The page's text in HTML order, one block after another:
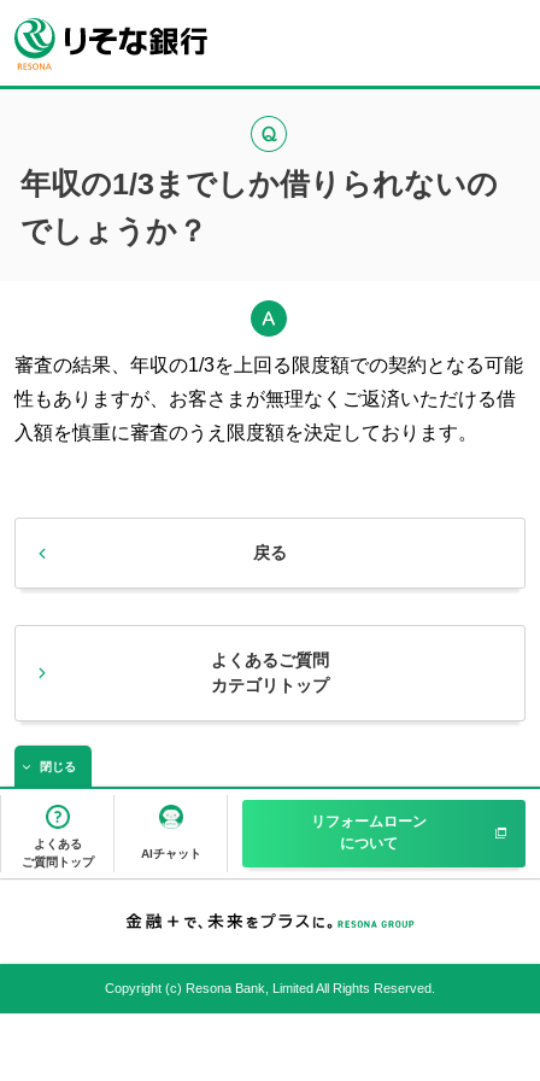
年収の1/3までしか借りられないの
でしょうか？
審査の結果、年収の1/3を上回る限度額での契約となる可能
性もありますが、お客さまが無理なくご返済いただける借
入額を慎重に審査のうえ限度額を決定しております。
戻る
よくあるご質問
カテゴリトップ
閉じる
よくある
ご質問トップ
AIチャット
リフォームローン
について
Copyright (c) Resona Bank, Limited All Rights Reserved.